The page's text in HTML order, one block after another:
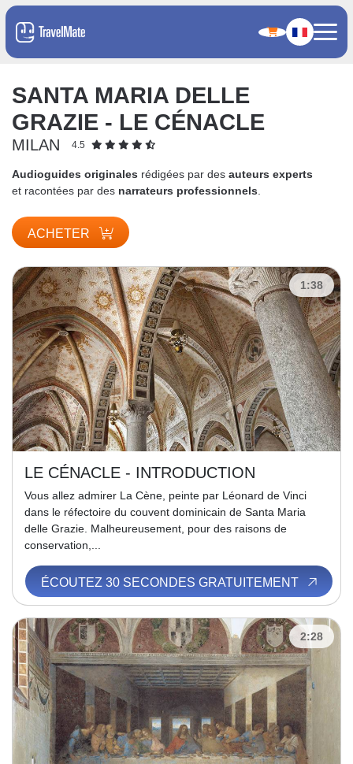
SANTA MARIA DELLE
GRAZIE - LE CÉNACLE
MILAN 4.5
Audioguides originales rédigées par des auteurs experts
et racontées par des narrateurs professionnels
ACHETER
1:38
LE CÉNACLE - INTRODUCTION
Vous allez admirer La Cène, peinte par Léonard de Vinci
dans le réfectoire du couvent dominicain de Santa Maria
delle Grazie. Malheureusement, pour des raisons de
conservation,...
ÉCOUTEZ 30 SECONDES GRATUITEMENT
2:28